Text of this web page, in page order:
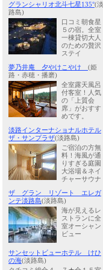
グランシャリオ北斗七星135°(淡
路島)
口コミ朝食星
５の宿。全室
一棟貸切大人
のための贅沢
ステイ
夢乃井庵 夕やけこやけ (姫
路・赤穂・播磨)
全室露天風呂
付客室！人気
の「上質会
席」がおすす
めです。
淡路インターナショナルホテル
ザ・サンプラザ(淡路島)
ご宿泊の方無
料！海風が通
りすぎる庭園
大浴場＆ネイ
チャーサウナ
ザ グラン リゾート エレガ
ンテ淡路島(淡路島)
海が見えるレ
ストランに全
室オーシャン
ビュー
サンセットビューホテル けひ
の海(淡路島)